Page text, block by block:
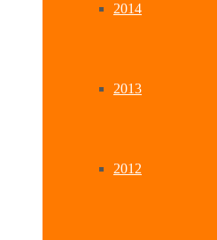
2014
2013
2012